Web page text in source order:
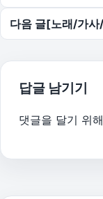
다음 글[노래/가사
답글 남기기
댓글을 달기 위